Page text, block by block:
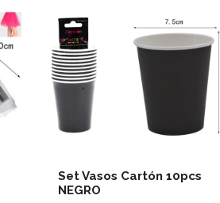
Set Vasos Cartón 10pcs
NEGRO
Ver detalles